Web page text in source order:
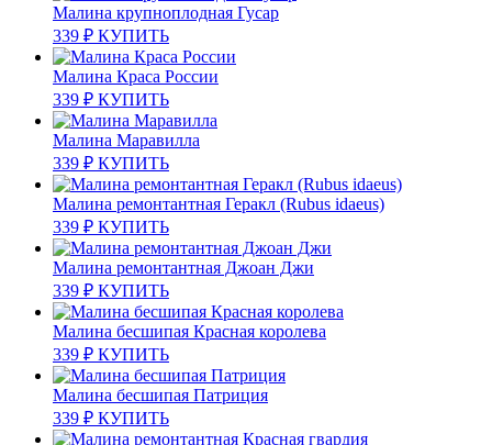
Малина крупноплодная Гусар
339 ₽ КУПИТЬ
Малина Краса России
339 ₽ КУПИТЬ
Малина Маравилла
339 ₽ КУПИТЬ
Малина ремонтантная Геракл (Rubus idaeus)
339 ₽ КУПИТЬ
Малина ремонтантная Джоан Джи
339 ₽ КУПИТЬ
Малина бесшипая Красная королева
339 ₽ КУПИТЬ
Малина бесшипая Патриция
339 ₽ КУПИТЬ